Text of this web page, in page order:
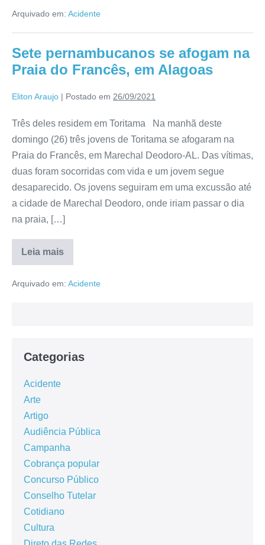
Arquivado em: Acidente
Sete pernambucanos se afogam na
Praia do Francês, em Alagoas
Eliton Araujo | Postado em 26/09/2021
Três deles residem em Toritama Na manhã deste
domingo (26) três jovens de Toritama se afogaram na
Praia do Francês, em Marechal Deodoro-AL. Das vítimas,
duas foram socorridas com vida e um jovem segue
desaparecido. Os jovens seguiram em uma excussão até
a cidade de Marechal Deodoro, onde iriam passar o dia
na praia, […]
Leia mais
Arquivado em: Acidente
Categorias
Acidente
Arte
Artigo
Audiência Pública
Campanha
Cobrança popular
Concurso Público
Conselho Tutelar
Cotidiano
Cultura